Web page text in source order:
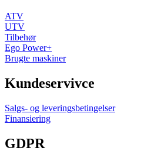
ATV
UTV
Tilbehør
Ego Power+
Brugte maskiner
Kundeservivce
Salgs- og leveringsbetingelser
Finansiering
GDPR